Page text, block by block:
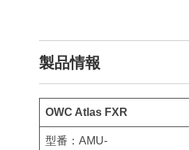
製品情報
OWC Atlas FXR
型番：AMU-